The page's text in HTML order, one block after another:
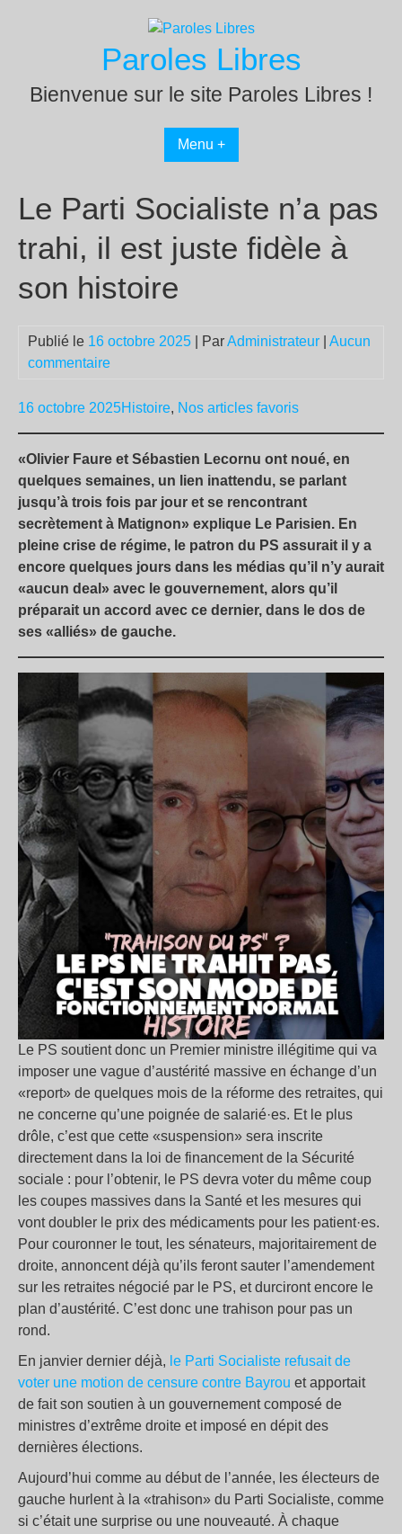
Paroles Libres
Bienvenue sur le site Paroles Libres !
Menu +
Le Parti Socialiste n’a pas
trahi, il est juste fidèle à
son histoire
Publié le 16 octobre 2025 | ParAdministrateur
Aucun
commentaire
16 octobre 2025Histoire, Nos articles favoris
«Olivier Faure et Sébastien Lecornu ont noué, en
quelques semaines, un lien inattendu, se parlant
jusqu’à trois fois par jour et se rencontrant
secrètement à Matignon» explique Le Parisien. En
pleine crise de régime, le patron du PS assurait il y a
encore quelques jours dans les médias qu’il n’y aurait
«aucun deal» avec le gouvernement, alors qu’il
préparait un accord avec ce dernier, dans le dos de
ses «alliés» de gauche.
Le PS soutient donc un Premier ministre illégitime qui va
imposer une vague d’austérité massive en échange d’un
«report» de quelques mois de la réforme des retraites, qui
ne concerne qu’une poignée de salarié·es. Et le plus
drôle, c’est que cette «suspension» sera inscrite
directement dans la loi de financement de la Sécurité
sociale : pour l’obtenir, le PS devra voter du même coup
les coupes massives dans la Santé et les mesures qui
vont doubler le prix des médicaments pour les patient·es.
Pour couronner le tout, les sénateurs, majoritairement de
droite, annoncent déjà qu’ils feront sauter l’amendement
sur les retraites négocié par le PS, et durciront encore le
plan d’austérité. C’est donc une trahison pour pas un
rond.
En janvier dernier déjà, le Parti Socialiste refusait de
voter une motion de censure contre Bayrou et apportait
de fait son soutien à un gouvernement composé de
ministres d’extrême droite et imposé en dépit des
dernières élections.
Aujourd’hui comme au début de l’année, les électeurs de
gauche hurlent à la «trahison» du Parti Socialiste, comme
si c’était une surprise ou une nouveauté. À chaque